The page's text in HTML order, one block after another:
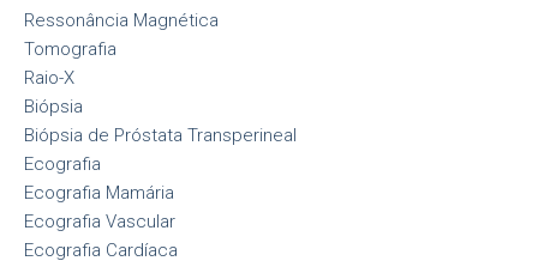
Ressonância Magnética
Tomografia
Raio-X
Biópsia
Biópsia de Próstata Transperineal
Ecografia
Ecografia Mamária
Ecografia Vascular
Ecografia Cardíaca